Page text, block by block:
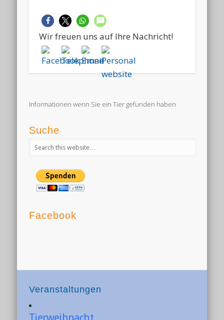
Wir freuen uns auf Ihre Nachricht!
Informationen wenn Sie ein Tier gefunden haben
Suche
Facebook
Veranstaltungen